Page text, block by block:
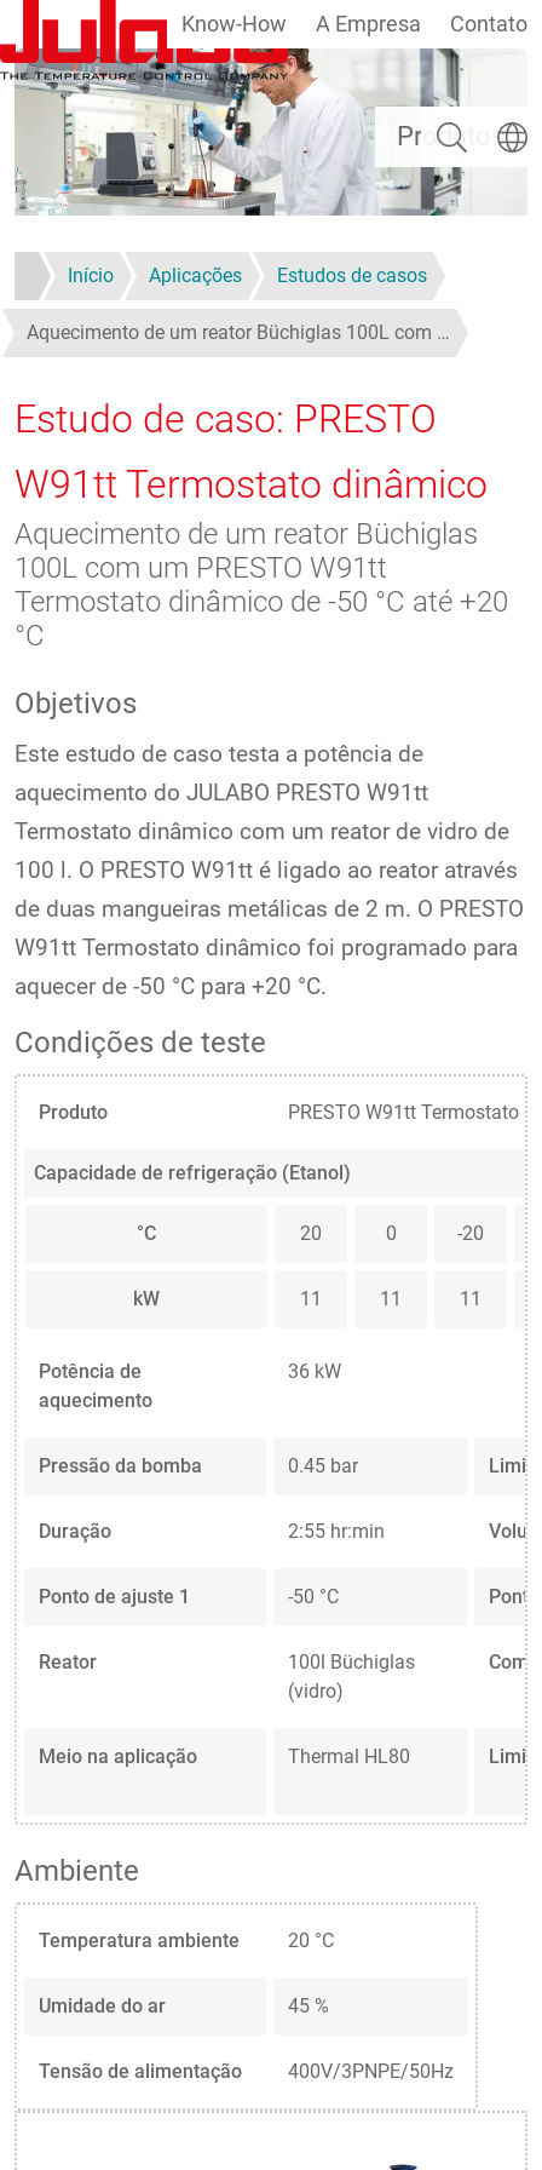
Passar para o conteúdo principal
Produtos
Know-How A Empresa Contato
Pesquisar
Início Aplicações Estudos de casos
Aquecimento de um reator Büchiglas 100L com …
Estudo de caso: PRESTO
W91tt Termostato dinâmico
Aquecimento de um reator Büchiglas
100L com um PRESTO W91tt
Termostato dinâmico de -50 °C até +20
°C
Objetivos
Este estudo de caso testa a potência de
aquecimento do JULABO PRESTO W91tt
Termostato dinâmico com um reator de vidro de
100 l. O PRESTO W91tt é ligado ao reator através
de duas mangueiras metálicas de 2 m. O PRESTO
W91tt Termostato dinâmico foi programado para
aquecer de -50 °C para +20 °C.
Condições de teste
Produto PRESTO W91tt Termostato
Capacidade de refrigeração (Etanol)
°C 20 0 -20
kW 11 11 11
Potência de
aquecimento
36 kW
Pressão da bomba 0.45 bar
Duração 2:55 hr:min
Ponto de ajuste 1 -50 °C
Reator
100l Büchiglas
(vidro)
Meio na aplicação Thermal HL80
Ambiente
Temperatura ambiente 20 °C
Umidade do ar 45 %
Tensão de alimentação 400V/3PNPE/50Hz